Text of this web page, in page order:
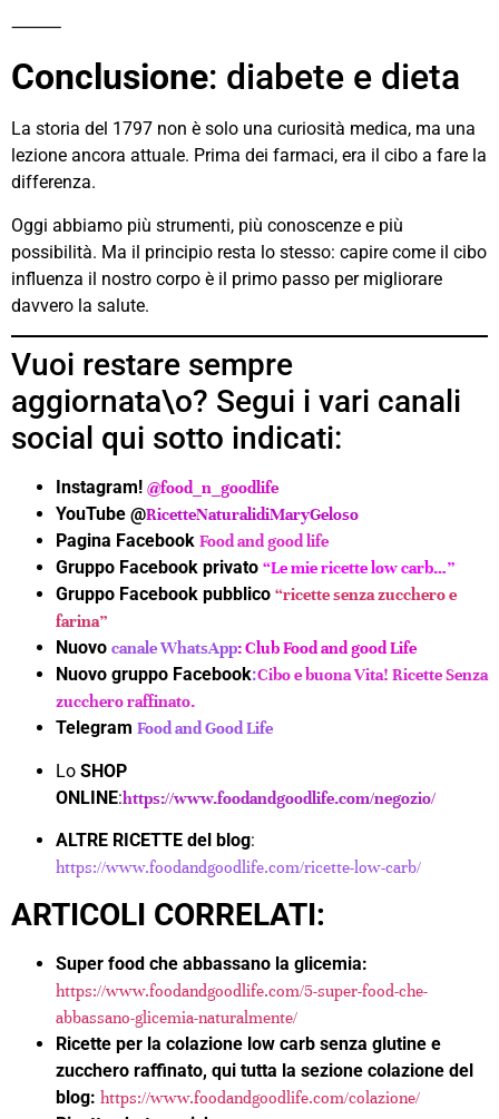
⸻
Conclusione: diabete e dieta
La storia del 1797 non è solo una curiosità medica, ma una
lezione ancora attuale. Prima dei farmaci, era il cibo a fare la
differenza.
Oggi abbiamo più strumenti, più conoscenze e più
possibilità. Ma il principio resta lo stesso: capire come il cibo
influenza il nostro corpo è il primo passo per migliorare
davvero la salute.
Vuoi restare sempre
aggiornata\o? Segui i vari canali
social qui sotto indicati:
Instagram! @food_n_goodlife
YouTube @RicetteNaturalidiMaryGeloso
Pagina Facebook Food and good life
Gruppo Facebook privato “Le mie ricette low carb…”
Gruppo Facebook pubblico “ricette senza zucchero e
farina”
Nuovo canale WhatsApp: Club Food and good Life
Nuovo gruppo Facebook:Cibo e buona Vita! Ricette Senza
zucchero raffinato.
Telegram Food and Good Life
Lo SHOP
ONLINE:https://www.foodandgoodlife.com/negozio/
ALTRE RICETTE del blog:
https://www.foodandgoodlife.com/ricette-low-carb/
ARTICOLI CORRELATI:
Super food che abbassano la glicemia:
https://www.foodandgoodlife.com/5-super-food-che-
abbassano-glicemia-naturalmente/
Ricette per la colazione low carb senza glutine e
zucchero raffinato, qui tutta la sezione colazione del
blog: https://www.foodandgoodlife.com/colazione/